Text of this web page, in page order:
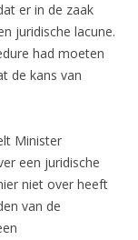
er in de zaak
juridische lacune.
had moeten
de kans van
Minister
een juridische
niet over heeft
van de